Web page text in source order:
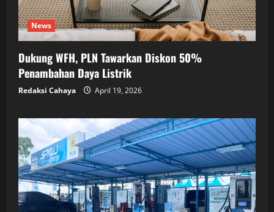
News
Dukung WFH, PLN Tawarkan Diskon 50%
Penambahan Daya Listrik
Redaksi Cahaya April 19, 2026